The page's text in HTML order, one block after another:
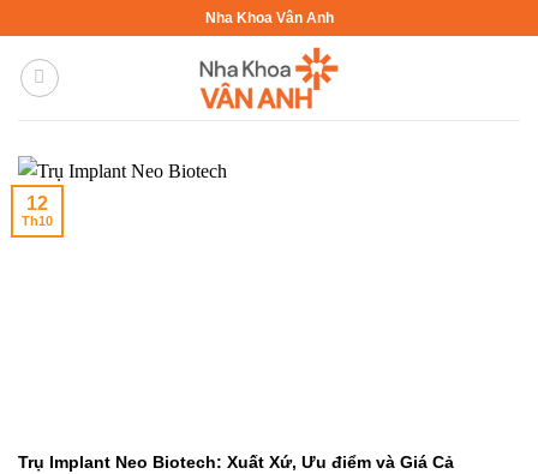
nội
Nha Khoa Vân Anh
Trụ Implant Neo Biotech: Xuất Xứ, Ưu điểm và Giá Cả
12
Th10